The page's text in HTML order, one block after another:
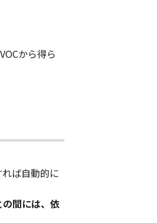
から得ら
ば自動的に
間には、依